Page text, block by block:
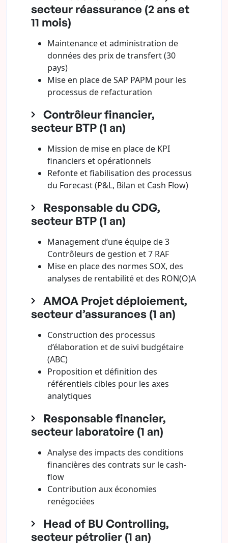
secteur réassurance (2 ans et
11 mois)
Maintenance et administration de
données des prix de transfert (30
pays)
Mise en place de SAP PAPM pour les
processus de refacturation
Contrôleur financier,
secteur BTP (1 an)
Mission de mise en place de KPI
financiers et opérationnels
Refonte et fiabilisation des processus
du Forecast (P&L, Bilan et Cash Flow)
Responsable du CDG,
secteur BTP (1 an)
Management d’une équipe de 3
Contrôleurs de gestion et 7 RAF
Mise en place des normes SOX, des
analyses de rentabilité et des RON(O)A
AMOA Projet déploiement,
secteur d’assurances (1 an)
Construction des processus
d’élaboration et de suivi budgétaire
(ABC)
Proposition et définition des
référentiels cibles pour les axes
analytiques
Responsable financier,
secteur laboratoire (1 an)
Analyse des impacts des conditions
financières des contrats sur le cash-
flow
Contribution aux économies
renégociées
Head of BU Controlling,
secteur pétrolier (1 an)